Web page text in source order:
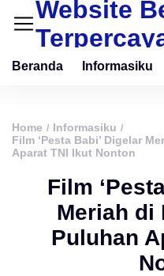
Website
Beranda Informasiku
Home / Informasiku /
Film ‘Pesta Babi’ Digelar
Aparat TNI Ikut Nonton
Film
Meriah di
Puluhan